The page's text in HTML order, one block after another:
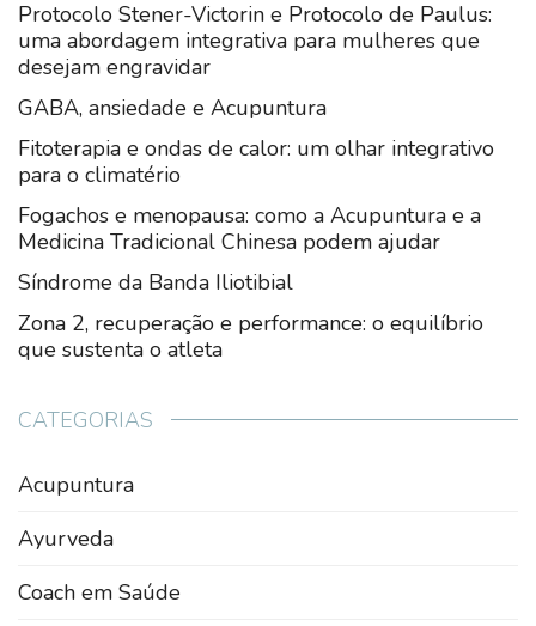
Protocolo Stener-Victorin e Protocolo de Paulus:
uma abordagem integrativa para mulheres que
desejam engravidar
GABA, ansiedade e Acupuntura
Fitoterapia e ondas de calor: um olhar integrativo
para o climatério
Fogachos e menopausa: como a Acupuntura e a
Medicina Tradicional Chinesa podem ajudar
Síndrome da Banda Iliotibial
Zona 2, recuperação e performance: o equilíbrio
que sustenta o atleta
CATEGORIAS
Acupuntura
Ayurveda
Coach em Saúde